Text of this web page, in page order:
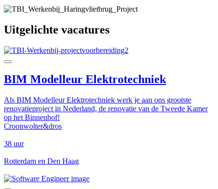
Uitgelichte vacatures
BIM Modelleur Elektrotechniek
Als BIM Modelleur Elektrotechniek werk je aan ons grootste
renovatieproject in Nederland, de renovatie van de Tweede Kamer
op het Binnenhof!
Croonwolter&dros
38 uur
Rotterdam en Den Haag